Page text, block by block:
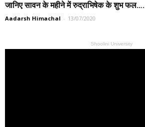
जानिए सावन के महीने में रुद्राभिषेक के शुभ फल….
Aadarsh Himachal - 13/07/2020
Shoolini University